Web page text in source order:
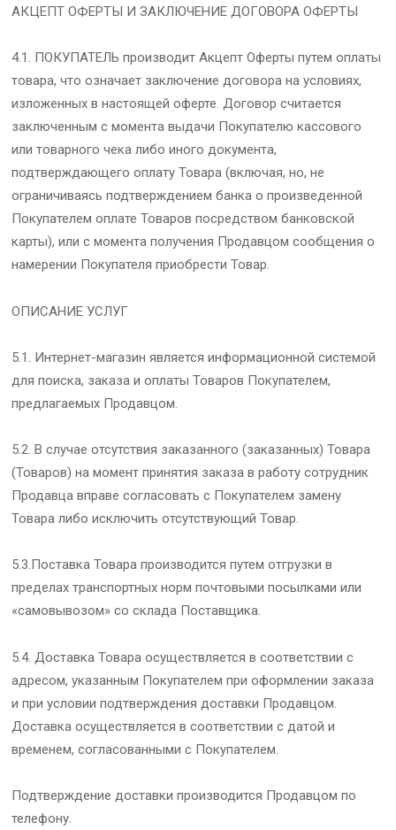
АКЦЕПТ ОФЕРТЫ И ЗАКЛЮЧЕНИЕ ДОГОВОРА ОФЕРТЫ
4.1. ПОКУПАТЕЛЬ производит Акцепт Оферты путем оплаты
товара, что означает заключение договора на условиях,
изложенных в настоящей оферте. Договор считается
заключенным с момента выдачи Покупателю кассового
или товарного чека либо иного документа,
подтверждающего оплату Товара (включая, но, не
ограничиваясь подтверждением банка о произведенной
Покупателем оплате Товаров посредством банковской
карты), или с момента получения Продавцом сообщения о
намерении Покупателя приобрести Товар.
ОПИСАНИЕ УСЛУГ
5.1. Интернет-магазин является информационной системой
для поиска, заказа и оплаты Товаров Покупателем,
предлагаемых Продавцом.
5.2. В случае отсутствия заказанного (заказанных) Товара
(Товаров) на момент принятия заказа в работу сотрудник
Продавца вправе согласовать с Покупателем замену
Товара либо исключить отсутствующий Товар.
5.3.Поставка Товара производится путем отгрузки в
пределах транспортных норм почтовыми посылками или
«самовывозом» со склада Поставщика.
5.4. Доставка Товара осуществляется в соответствии с
адресом, указанным Покупателем при оформлении заказа
и при условии подтверждения доставки Продавцом.
Доставка осуществляется в соответствии с датой и
временем, согласованными с Покупателем.
Подтверждение доставки производится Продавцом по
телефону.